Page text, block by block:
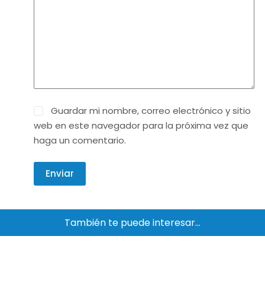
Guardar mi nombre, correo electrónico y sitio
web en este navegador para la próxima vez que
haga un comentario.
Enviar
También te puede interesar…